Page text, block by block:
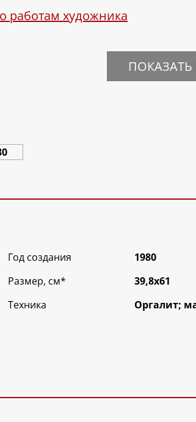
работам художника
ПОКАЗАТЬ
Год создания
1980
Размер, см*
39,8х61
Техника
Оргалит;